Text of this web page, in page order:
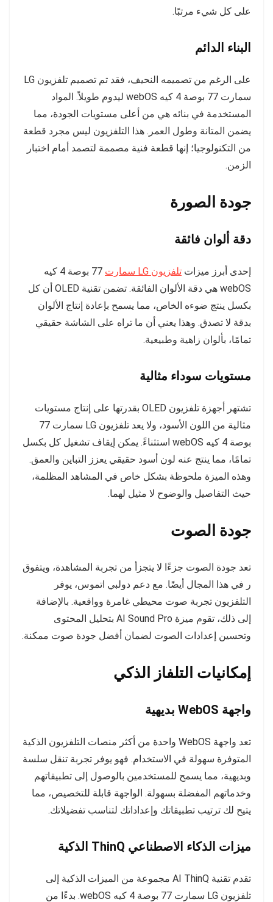
على كل شيء مرتبًا.
البناء الدائم
على الرغم من تصميمه النحيف، فقد تم تصميم تلفزيون LG
سمارت 77 بوصة 4 كيه webOS ليدوم طويلاً. المواد
المستخدمة في بنائه هي من أعلى مستويات الجودة، مما
يضمن المتانة وطول العمر. هذا التلفزيون ليس مجرد قطعة
من التكنولوجيا؛ إنها قطعة فنية مصممة لتصمد أمام اختبار
الزمن.
جودة الصورة
دقة ألوان فائقة
إحدى أبرز ميزات تلفزيون LG سمارت
77 بوصة 4 كيه
webOS هي دقة الألوان الفائقة. تضمن تقنية OLED أن كل
بكسل ينتج ضوءه الخاص، مما يسمح بإعادة إنتاج الألوان
بدقة لا تصدق. وهذا يعني أن ما تراه على الشاشة حقيقي
تمامًا، بألوان زاهية وطبيعية.
مستويات سوداء مثالية
تشتهر أجهزة تلفزيون OLED بقدرتها على إنتاج مستويات
مثالية من اللون الأسود، ولا يعد تلفزيون LG سمارت 77
بوصة 4 كيه webOS استثناءً. يمكن إيقاف تشغيل كل بكسل
تمامًا، مما ينتج عنه لون أسود حقيقي يعزز التباين والعمق.
وهذه الميزة ملحوظة بشكل خاص في المشاهد المظلمة،
حيث التفاصيل والوضوح لا مثيل لهما.
جودة الصوت
تعد جودة الصوت جزءًا لا يتجزأ من تجربة المشاهدة، ويتفوق
ر في هذا المجال أيضًا. مع دعم دولبي اتموس، يوفر
التلفزيون تجربة صوت محيطي غامرة وواقعية. بالإضافة
إلى ذلك، تقوم ميزة AI Sound Pro بتحليل المحتوى
وتحسين إعدادات الصوت لضمان أفضل جودة صوت ممكنة.
إمكانيات التلفاز الذكي
واجهة WebOS بديهية
تعد واجهة WebOS واحدة من أكثر منصات التلفزيون الذكية
المتوفرة سهولة في الاستخدام. فهو يوفر تجربة تنقل سلسة
وبديهية، مما يسمح للمستخدمين بالوصول إلى تطبيقاتهم
وخدماتهم المفضلة بسهولة. الواجهة قابلة للتخصيص، مما
يتيح لك ترتيب تطبيقاتك وإعداداتك لتناسب تفضيلاتك.
ميزات الذكاء الاصطناعي ThinQ الذكية
تقدم تقنية AI ThinQ مجموعة من الميزات الذكية إلى
تلفزيون LG سمارت 77 بوصة 4 كيه webOS. بدءًا من